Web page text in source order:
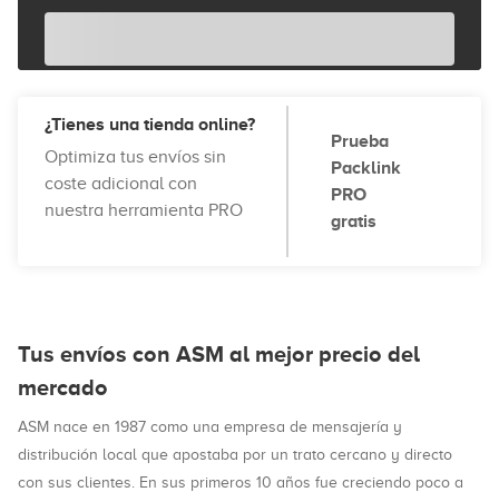
¿Tienes una tienda online?
Optimiza tus envíos sin
coste adicional con
nuestra herramienta PRO
Prueba
Packlink
PRO
gratis
Tus envíos con ASM al mejor precio del
mercado
ASM nace en 1987 como una empresa de mensajería y
distribución local que apostaba por un trato cercano y directo
con sus clientes. En sus primeros 10 años fue creciendo poco a